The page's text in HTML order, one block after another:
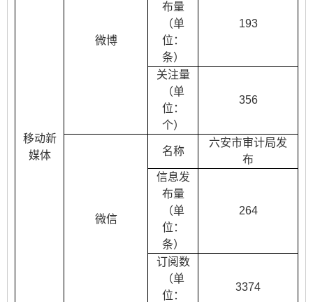
移动新
媒体
微博
布量
（单
位：
条）
193
关注量
（单
位：
个）
356
微信
名称
六安市审计局发
布
信息发
布量
（单
位：
条）
264
订阅数
（单
位：
3374